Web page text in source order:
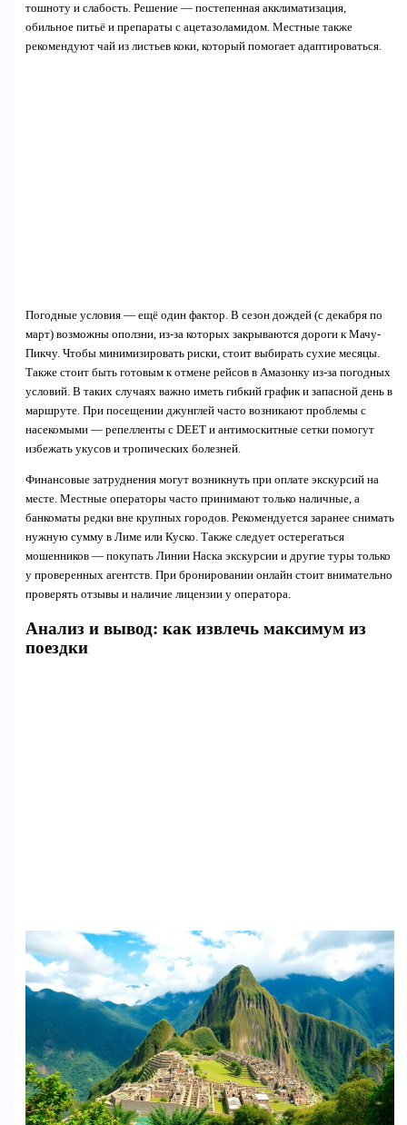
тошноту и слабость. Решение — постепенная акклиматизация,
обильное питьё и препараты с ацетазоламидом. Местные также
рекомендуют чай из листьев коки, который помогает адаптироваться.
Погодные условия — ещё один фактор. В сезон дождей (с декабря по
март) возможны оползни, из-за которых закрываются дороги к Мачу-
Пикчу. Чтобы минимизировать риски, стоит выбирать сухие месяцы.
Также стоит быть готовым к отмене рейсов в Амазонку из-за погодных
условий. В таких случаях важно иметь гибкий график и запасной день в
маршруте. При посещении джунглей часто возникают проблемы с
насекомыми — репелленты с DEET и антимоскитные сетки помогут
избежать укусов и тропических болезней.
Финансовые затруднения могут возникнуть при оплате экскурсий на
месте. Местные операторы часто принимают только наличные, а
банкоматы редки вне крупных городов. Рекомендуется заранее снимать
нужную сумму в Лиме или Куско. Также следует остерегаться
мошенников — покупать Линии Наска экскурсии и другие туры только
у проверенных агентств. При бронировании онлайн стоит внимательно
проверять отзывы и наличие лицензии у оператора.
Анализ и вывод: как извлечь максимум из
поездки